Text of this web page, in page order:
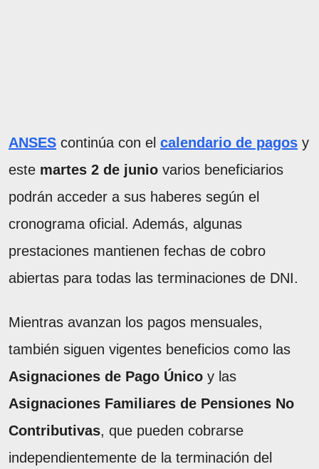
ANSES continúa con el calendario de pagos y
este martes 2 de junio varios beneficiarios
podrán acceder a sus haberes según el
cronograma oficial. Además, algunas
prestaciones mantienen fechas de cobro
abiertas para todas las terminaciones de DNI.
Mientras avanzan los pagos mensuales,
también siguen vigentes beneficios como las
Asignaciones de Pago Único y las
Asignaciones Familiares de Pensiones No
Contributivas, que pueden cobrarse
independientemente de la terminación del